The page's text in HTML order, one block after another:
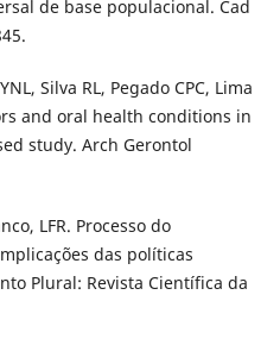
de base populacional. Cad
Silva RL, Pegado CPC, Lima
and oral health conditions in
study. Arch Gerontol
LFR. Processo do
das políticas
Plural: Revista Científica da